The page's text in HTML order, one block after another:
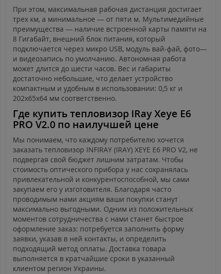
При этом, максимальная рабочая дистанция достигает
трех км, а минимальное — от пяти м. Мультимедийные
преимущества — наличие встроенной карты памяти на
8 Гигабайт, внешний блок питания, который
подключается через микро USB, модуль вай-фай, фото—
и видеозапись по умолчанию. Автономная работа
может длится до шести часов. Вес и габариты
достаточно небольшие, что делает устройство
компактным и удобным в использовании: 0,5 кг и
202x65x64 мм соответственно.
Где купить тепловизор IRay Xeye E6
PRO V2.0 по наилучшей цене
Мы понимаем, что каждому потребителю хочется
заказать тепловизор INFIRAY (IRAY) XEYE E6 PRO V2, не
подвергая свой бюджет лишним затратам. Чтобы
стоимость оптического прибора у нас сохранялась
привлекательной и конкурентоспособной, мы сами
закупаем его у изготовителя. Благодаря часто
проводимым нами акциям ваши покупки станут
максимально выгодными. Одним из положительных
моментов сотрудничества с нами станет быстрое
оформление заказ: потребуется заполнить форму
заявки, указав в ней контакты, и определить
подходящий метод оплаты. Доставка товара
выполняется в кратчайшие сроки в указанный
клиентом регион Украины.